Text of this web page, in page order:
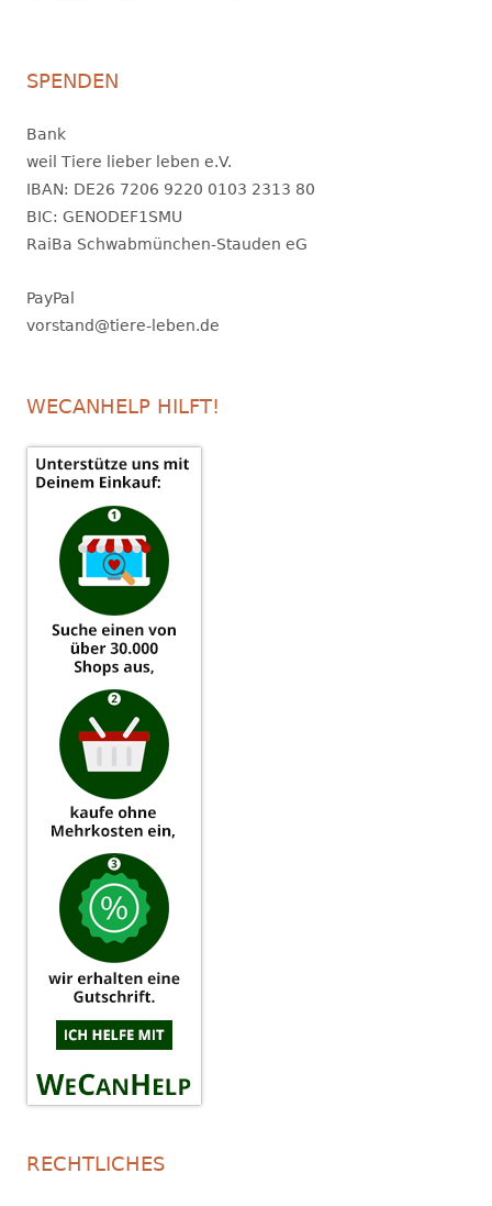
SPENDEN
Bank
weil Tiere lieber leben e.V.
IBAN: DE26 7206 9220 0103 2313 80
BIC: GENODEF1SMU
RaiBa Schwabmünchen-Stauden eG
PayPal
vorstand@tiere-leben.de
WECANHELP HILFT!
RECHTLICHES